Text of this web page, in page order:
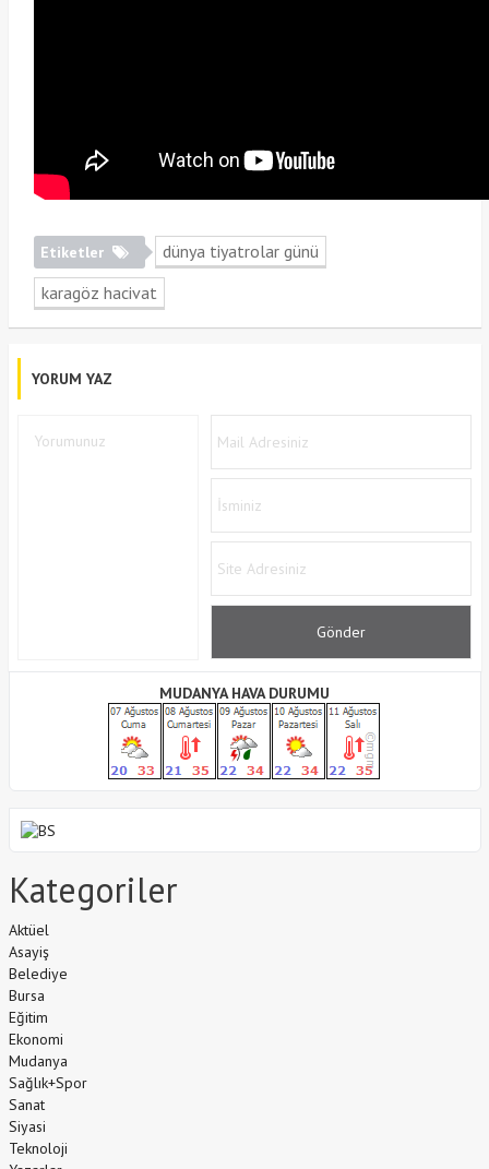
Etiketler
dünya tiyatrolar günü
karagöz hacivat
YORUM YAZ
MUDANYA HAVA DURUMU
Kategoriler
Aktüel
Asayiş
Belediye
Bursa
Eğitim
Ekonomi
Mudanya
Sağlık+Spor
Sanat
Siyasi
Teknoloji